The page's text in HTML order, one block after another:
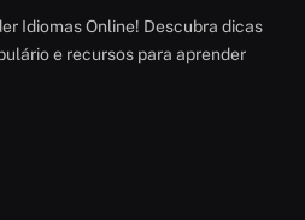
Idiomas Online! Descubra dicas
e recursos para aprender